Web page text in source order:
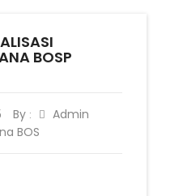
BOSP
By :
Admin
BOS